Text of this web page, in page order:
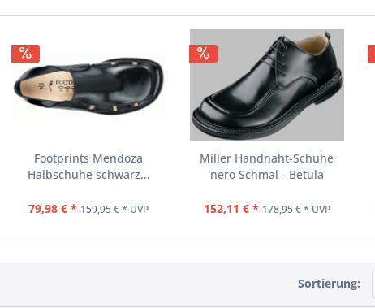
Footprints Mendoza
Halbschuhe schwarz...
79,98 € * 159,95 € *UVP
Miller Handnaht-Schuhe
nero Schmal - Betula
152,11 € * 178,95 € *UVP
Sortierung: